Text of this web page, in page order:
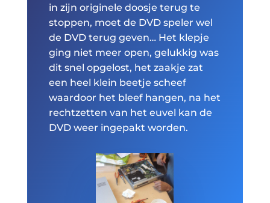
in zijn originele doosje terug te
stoppen, moet de DVD speler wel
de DVD terug geven… Het klepje
ging niet meer open, gelukkig was
dit snel opgelost, het zaakje zat
een heel klein beetje scheef
waardoor het bleef hangen, na het
rechtzetten van het euvel kan de
DVD weer ingepakt worden.